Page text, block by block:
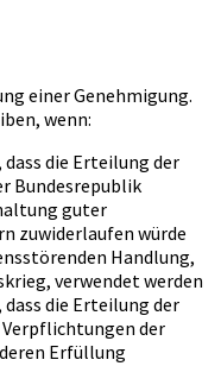
einer Genehmigung.
wenn:
die Erteilung der
Bundesrepublik
guter
zuwiderlaufen würde
Handlung,
verwendet werden
die Erteilung der
der
Erfüllung